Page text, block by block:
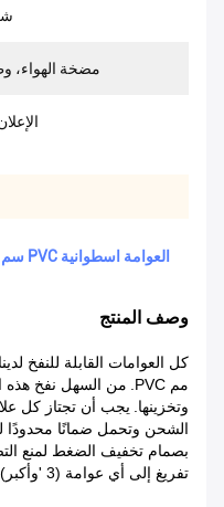
مضخة الهواء،
50 سم ديا 60 سم ارتفاع متعدد الألوان نفخ PVC العوامة اسطوانية
وصف المنتج
مم PVC.
من السهل نفخ هذه
وتخزينها.
الشحن وتحمل ضمانًا محدودًا
بصمام تخفيف الضغط لمنع
تفريغ إلى أي عوامة (3 'وأكبر) لجعل الانكماش أسرع.